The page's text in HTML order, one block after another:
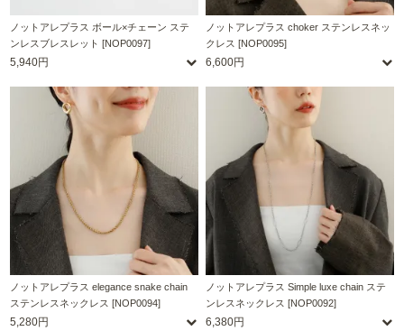
ノットアレプラス ボール×チェーン ステ
ンレスブレスレット [NOP0097]
5,940円
ノットアレプラス choker ステンレスネッ
クレス [NOP0095]
6,600円
ノットアレプラス elegance snake chain
ステンレスネックレス [NOP0094]
5,280円
ノットアレプラス Simple luxe chain ステ
ンレスネックレス [NOP0092]
6,380円